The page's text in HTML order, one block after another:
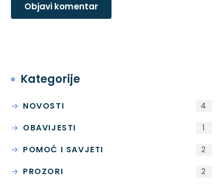
Objavi komentar
Kategorije
NOVOSTI 4
OBAVIJESTI 1
POMOĆ I SAVJETI 2
PROZORI 2